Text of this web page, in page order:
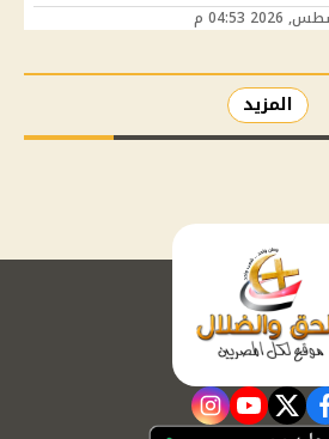
المزيد
facebook
twitter
youtube
instagram